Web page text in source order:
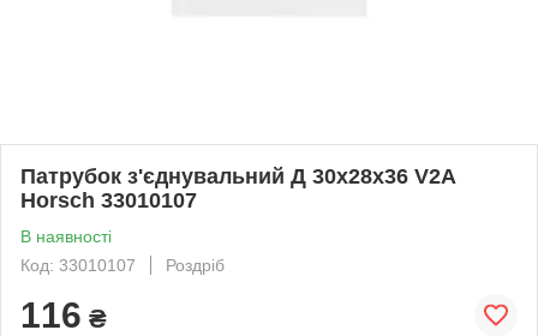
Патрубок з'єднувальний Д 30x28x36 V2A
Horsch 33010107
В наявності
Код: 33010107
Роздріб
116 ₴